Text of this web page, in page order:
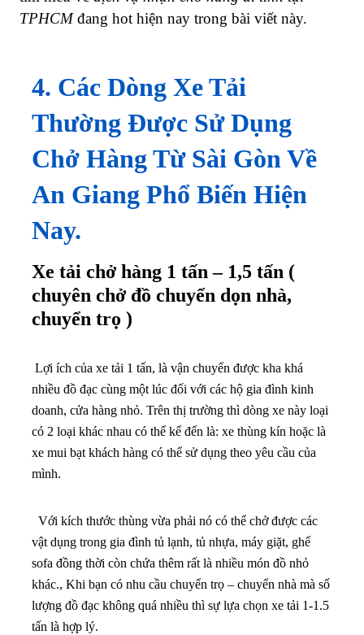
TPHCMđang hot hiện nay trong bài viết này.
4. Các Dòng Xe Tải
Thường Được Sử Dụng
Chở Hàng Từ Sài Gòn Về
An Giang Phổ Biến Hiện
Nay.
Xe tải chở hàng 1 tấn – 1,5 tấn (
chuyên chở đồ chuyển dọn nhà,
chuyển trọ )
Lợi ích của xe tải 1 tấn, là vận chuyển được kha khá
nhiều đồ đạc cùng một lúc đối với các hộ gia đình kinh
doanh, cửa hàng nhỏ. Trên thị trường thì dòng xe này loại
có 2 loại khác nhau có thể kể đến là: xe thùng kín hoặc là
xe mui bạt khách hàng có thể sử dụng theo yêu cầu của
mình.
Với kích thước thùng vừa phải nó có thể chở được các
vật dụng trong gia đình tủ lạnh, tủ nhựa, máy giặt, ghế
sofa đồng thời còn chứa thêm rất là nhiều món đồ nhỏ
khác., Khi bạn có nhu cầu chuyển trọ – chuyển nhà mà số
lượng đồ đạc không quá nhiều thì sự lựa chọn xe tải 1-1.5
tấn là hợp lý.